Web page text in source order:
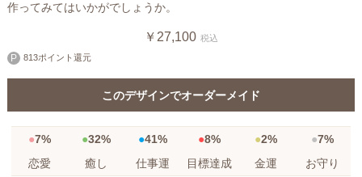
作ってみてはいかがでしょうか。
￥27,100 税込
813ポイント還元
このデザインでオーダーメイド
7% 32% 41% 8% 2%
7%
恋愛
癒し 仕事運 目標達成 金運 お守り